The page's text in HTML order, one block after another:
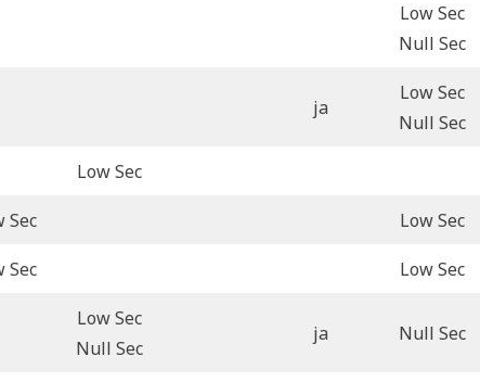
Low Sec
Null Sec
ja
Low Sec
Null Sec
Low Sec
Sec Low Sec
Sec Low Sec
Low Sec
Null Sec
ja Null Sec